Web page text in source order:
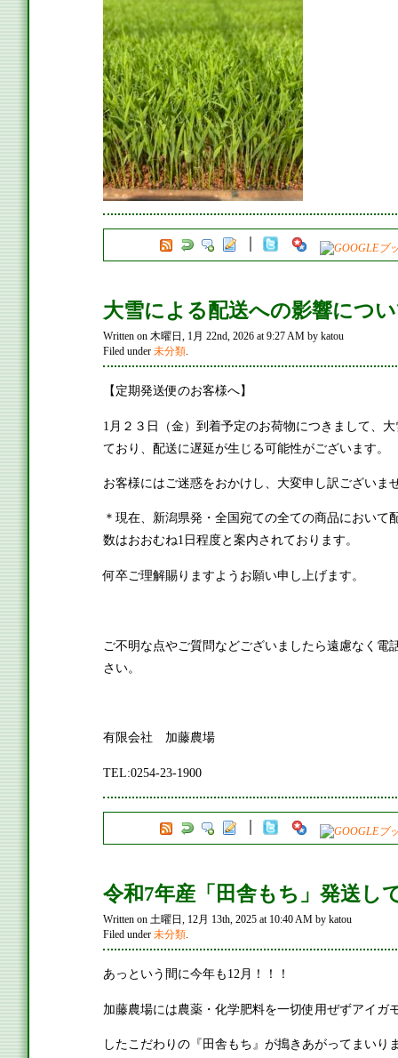
大雪による配送への影響につ
Written on 木曜日, 1月 22nd, 2026 at 9:27 AM by katou
Filed under 未分類.
【定期発送便のお客様へ】
1月２３日（金）到着予定のお荷物につきまして、
ており、配送に遅延が生じる可能性がございます。
お客様にはご迷惑をおかけし、大変申し訳ございま
＊現在、新潟県発・全国宛ての全ての商品において
数はおおむね1日程度と案内されております。
何卒ご理解賜りますようお願い申し上げます。
ご不明な点やご質問などございましたら遠慮なく電
さい。
有限会社 加藤農場
TEL:0254-23-1900
令和7年産「田舎もち」発送し
Written on 土曜日, 12月 13th, 2025 at 10:40 AM by katou
Filed under 未分類.
あっという間に今年も12月！！！
加藤農場には農薬・化学肥料を一切使用ぜずアイガ
したこだわりの『田舎もち』が搗きあがってまいり